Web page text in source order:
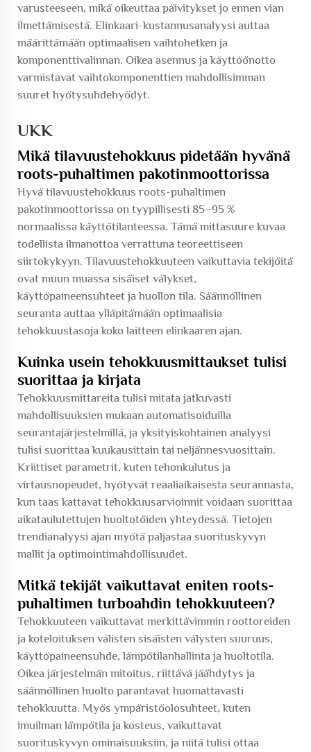
varusteeseen, mikä oikeuttaa päivitykset jo ennen vian
ilmettämisestä. Elinkaari-kustannusanalyysi auttaa
määrittämään optimaalisen vaihtohetken ja
komponenttivalinnan. Oikea asennus ja käyttöönotto
varmistavat vaihtokomponenttien mahdollisimman
suuret hyötysuhdehyödyt.
UKK
Mikä tilavuustehokkuus pidetään hyvänä
roots-puhaltimen pakotinmoottorissa
Hyvä tilavuustehokkuus roots-puhaltimen
pakotinmoottorissa on tyypillisesti 85–95 %
normaalissa käyttötilanteessa. Tämä mittasuure kuvaa
todellista ilmanottoa verrattuna teoreettiseen
siirtokykyyn. Tilavuustehokkuuteen vaikuttavia tekijöitä
ovat muun muassa sisäiset välykset,
käyttöpaineensuhteet ja huollon tila. Säännöllinen
seuranta auttaa ylläpitämään optimaalisia
tehokkuustasoja koko laitteen elinkaaren ajan.
Kuinka usein tehokkuusmittaukset tulisi
suorittaa ja kirjata
Tehokkuusmittareita tulisi mitata jatkuvasti
mahdollisuuksien mukaan automatisoiduilla
seurantajärjestelmillä, ja yksityiskohtainen analyysi
tulisi suorittaa kuukausittain tai neljännesvuosittain.
Kriittiset parametrit, kuten tehonkulutus ja
virtausnopeudet, hyötyvät reaaliaikaisesta seurannasta,
kun taas kattavat tehokkuusarvioinnit voidaan suorittaa
aikataulutettujen huoltotöiden yhteydessä. Tietojen
trendianalyysi ajan myötä paljastaa suorituskyvyn
mallit ja optimointimahdollisuudet.
Mitkä tekijät vaikuttavat eniten roots-
puhaltimen turboahdin tehokkuuteen?
Tehokkuuteen vaikuttavat merkittävimmin roottoreiden
ja koteloituksen välisten sisäisten välysten suuruus,
käyttöpaineensuhde, lämpötilanhallinta ja huoltotila.
Oikea järjestelmän mitoitus, riittävä jäähdytys ja
säännöllinen huolto parantavat huomattavasti
tehokkuutta. Myös ympäristöolosuhteet, kuten
imuilman lämpötila ja kosteus, vaikuttavat
suorituskyvyn ominaisuuksiin, ja niitä tulisi ottaa